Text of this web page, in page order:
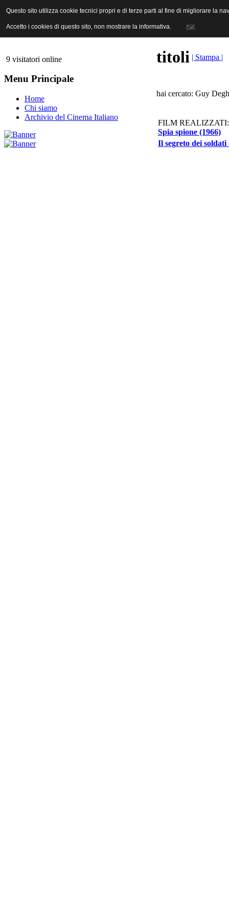
ANICA | Associazione Nazionale Industrie Cinematografiche
9 visitatori online
Menu Principale
Home
Chi siamo
Archivio del Cinema Italiano
titoli | Stampa |
hai cercato: Guy
FILM REALIZZATI:
Spia spione (1966)
Il segreto dei
Questo sito utilizza cookie tecnici propri e di terze parti al fine di migliorare la
Accetto i cookies di questo sito, non mostrare la informativa. OK
Questo sito utilizza cookie tecnici propri e di terze parti al fine di migliorare la
Accetto i cookies di questo sito, non mostrare la informativa. OK